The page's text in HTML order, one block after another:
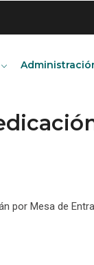
por Mesa de